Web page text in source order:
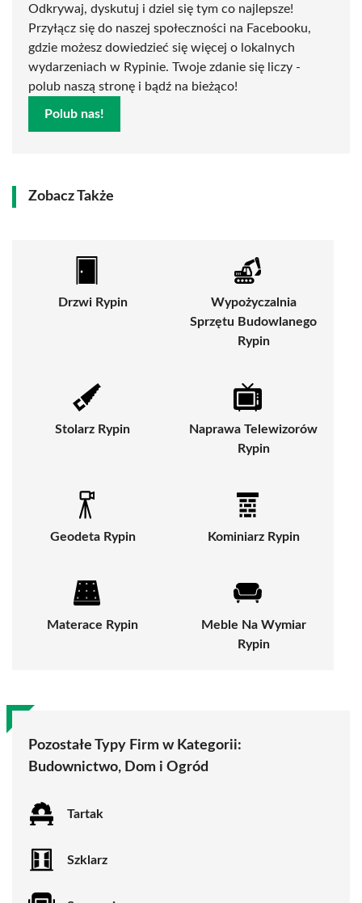
Odkrywaj, dyskutuj i dziel się tym co najlepsze!
Przyłącz się do naszej społeczności na Facebooku,
gdzie możesz dowiedzieć się więcej o lokalnych
wydarzeniach w Rypinie. Twoje zdanie się liczy -
polub naszą stronę i bądź na bieżąco!
Polub nas!
Zobacz Także
Drzwi Rypin
Wypożyczalnia
Sprzętu Budowlanego
Rypin
Stolarz Rypin
Naprawa Telewizorów
Rypin
Geodeta Rypin Kominiarz Rypin
Materace Rypin
Meble Na Wymiar
Rypin
Pozostałe Typy Firm w Kategorii:
Budownictwo, Dom i Ogród
Tartak
Szklarz